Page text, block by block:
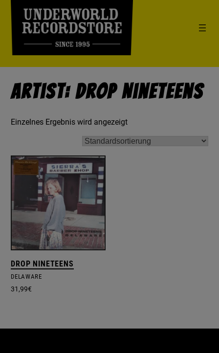
Artist: Drop Nineteens
Einzelnes Ergebnis wird angezeigt
DROP NINETEENS
DELAWARE
31,99€